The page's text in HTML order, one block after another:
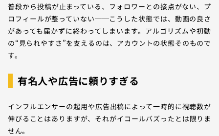
普段から投稿が止まっている、フォロワーとの接点がない、プ
ロフィールが整っていない──こうした状態では、動画の良さ
があっても届かずに終わってしまいます。アルゴリズムや初動
の“見られやすさ”を支えるのは、アカウントの状態そのもので
す。
有名人や広告に頼りすぎる
インフルエンサーの起用や広告出稿によって一時的に視聴数が
伸びることはありますが、それがイコールバズったとは限りま
せん。